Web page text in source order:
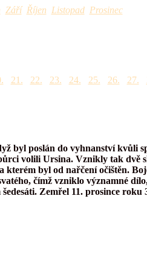
Září Říjen Listopad Prosinec
21. 22. 23. 24. 25. 26. 27.
byl poslán do vyhnanství kvůli
volili Ursina. Vznikly tak dvě
kterém byl od nařčení očištěn.
čímž vzniklo významné
Zemřel 11. prosince roku